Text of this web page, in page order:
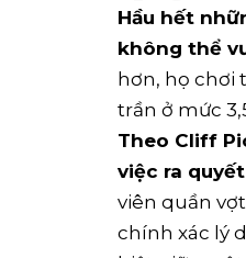
Hầu hết
không thể
hơn, họ chơi
trần ở mức
Theo Cliff
việc ra
viên quần
chính xác lý